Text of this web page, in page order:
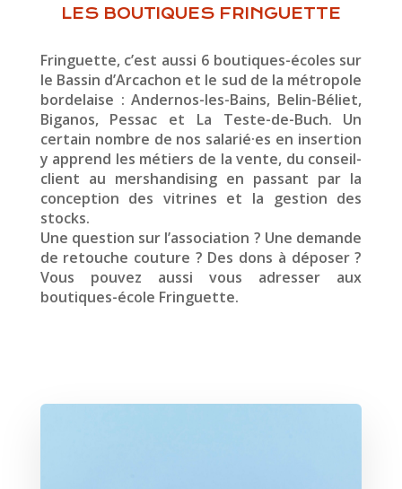
LES BOUTIQUES FRINGUETTE
Fringuette, c’est aussi 6 boutiques-écoles sur
le Bassin d’Arcachon et le sud de la métropole
bordelaise : Andernos-les-Bains, Belin-Béliet,
Biganos, Pessac et La Teste-de-Buch. Un
certain nombre de nos salarié·es en insertion
y apprend les métiers de la vente, du conseil-
client au mershandising en passant par la
conception des vitrines et la gestion des
stocks.
Une question sur l’association ? Une demande
de retouche couture ? Des dons à déposer ?
Vous pouvez aussi vous adresser aux
boutiques-école Fringuette.